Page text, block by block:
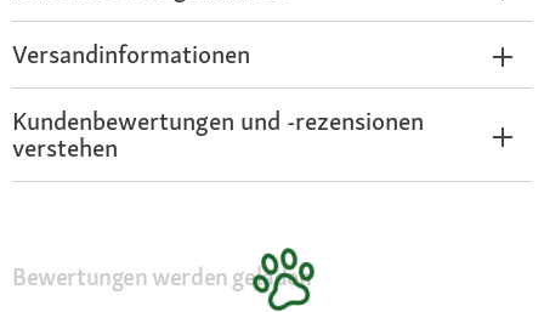
Versandinformationen
Kundenbewertungen und -rezensionen
verstehen
Bewertungen werden geladen